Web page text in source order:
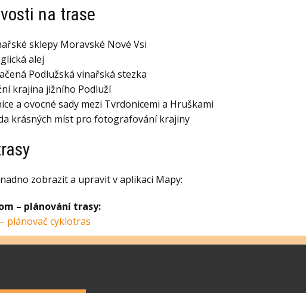
na trase
sklepy Moravské Nové Vsi
alej
Podlužská vinařská stezka
krajina jižního Podluží
a ovocné sady mezi Tvrdonicemi a Hruškami
krásných míst pro fotografování krajiny
zobrazit a upravit v aplikaci Mapy:
– plánování trasy:
plánovač cyklotras